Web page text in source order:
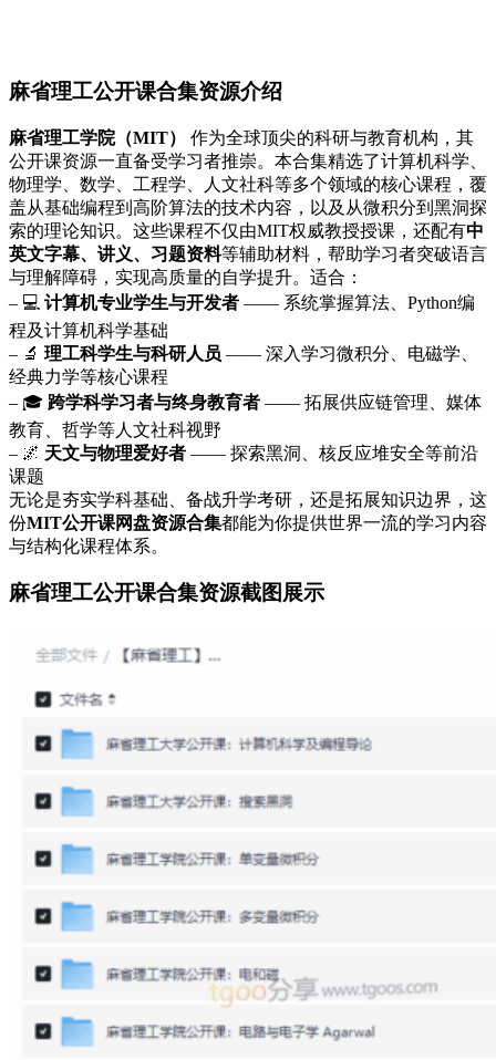
麻省理工公开课合集资源介绍
麻省理工学院（MIT）
作为全球顶尖的科研与教育机构，其
公开课资源一直备受学习者推崇。本合集精选了计算机科学、
物理学、数学、工程学、人文社科等多个领域的核心课程，覆
盖从基础编程到高阶算法的技术内容，以及从微积分到黑洞探
索的理论知识。这些课程不仅由MIT权威教授授课，还配有中
英文字幕、讲义、习题资料等辅助材料，帮助学习者突破语言
与理解障碍，实现高质量的自学提升。适合：
– 💻 计算机专业学生与开发者 —— 系统掌握算法、Python编
程及计算机科学基础
– 🔬 理工科学生与科研人员 —— 深入学习微积分、电磁学、
经典力学等核心课程
– 🎓 跨学科学习者与终身教育者 —— 拓展供应链管理、媒体
教育、哲学等人文社科视野
– 🌌 天文与物理爱好者 —— 探索黑洞、核反应堆安全等前沿
课题
无论是夯实学科基础、备战升学考研，还是拓展知识边界，这
份MIT公开课网盘资源合集都能为你提供世界一流的学习内容
与结构化课程体系。
麻省理工公开课合集资源截图展示